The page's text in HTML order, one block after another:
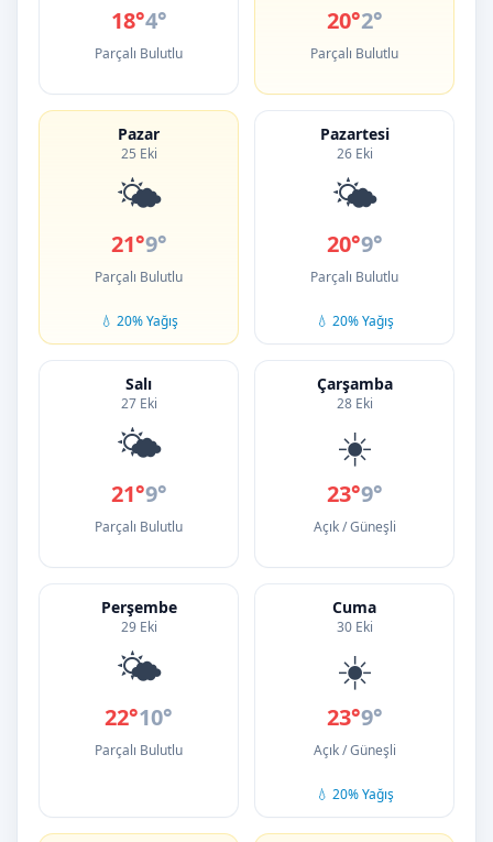
18°4°
Parçalı Bulutlu
20°2°
Parçalı Bulutlu
Pazar
25 Eki
🌤️
21°9°
Parçalı Bulutlu
💧 20% Yağış
Pazartesi
26 Eki
🌤️
20°9°
Parçalı Bulutlu
💧 20% Yağış
Salı
27 Eki
🌤️
21°9°
Parçalı Bulutlu
Çarşamba
28 Eki
☀️
23°9°
Açık / Güneşli
Perşembe
29 Eki
🌤️
22°10°
Parçalı Bulutlu
Cuma
30 Eki
☀️
23°9°
Açık / Güneşli
💧 20% Yağış